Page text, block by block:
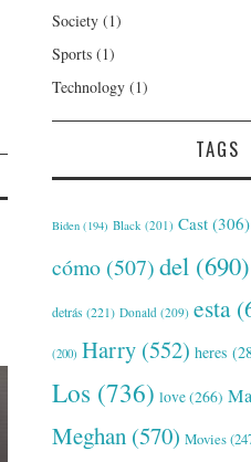
Society (1)
Sports (1)
Technology (1)
TAGS
Biden (194) Black (201) Cast (306)
cómo (507)del (690)
detrás (221) Donald (209) esta
(200) Harry (552) heres
Los (736) love(266)
Meghan (570) Movies